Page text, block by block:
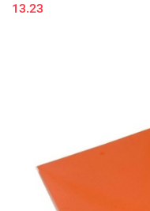
13.23